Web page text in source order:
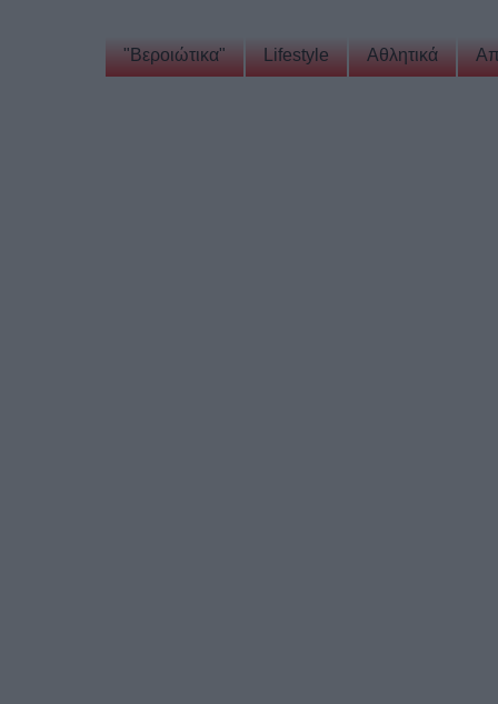
"Βεροιώτικα" Lifestyle Αθλητικά